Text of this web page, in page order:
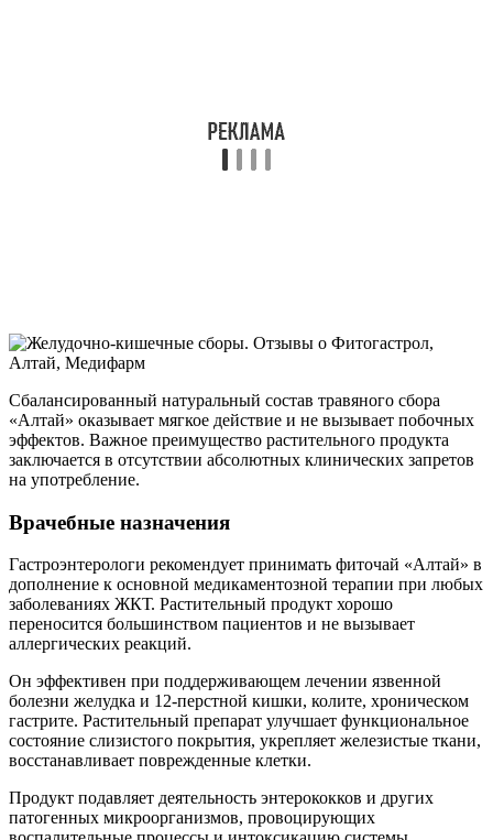
Сбалансированный натуральный состав травяного сбора
«Алтай» оказывает мягкое действие и не вызывает побочных
эффектов. Важное преимущество растительного продукта
заключается в отсутствии абсолютных клинических запретов
на употребление.
Врачебные назначения
Гастроэнтерологи рекомендует принимать фиточай «Алтай» в
дополнение к основной медикаментозной терапии при любых
заболеваниях ЖКТ. Растительный продукт хорошо
переносится большинством пациентов и не вызывает
аллергических реакций.
Он эффективен при поддерживающем лечении язвенной
болезни желудка и 12-перстной кишки, колите, хроническом
гастрите. Растительный препарат улучшает функциональное
состояние слизистого покрытия, укрепляет железистые ткани,
восстанавливает поврежденные клетки.
Продукт подавляет деятельность энтерококков и других
патогенных микроорганизмов, провоцирующих